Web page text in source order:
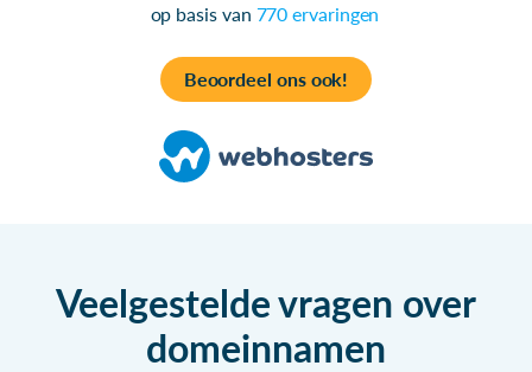
op basis van 770 ervaringen
Beoordeel ons ook!
Veelgestelde vragen over
domeinnamen